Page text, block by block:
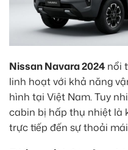
Nissan Navara 2024 nổi
linh hoạt với khả năng
hình tại Việt Nam. Tuy
cabin bị hấp thụ nhiệt là
trực tiếp đến sự thoải